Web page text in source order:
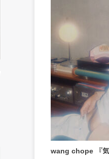
wang chope 『気